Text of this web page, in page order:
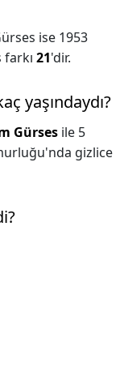
ise 1953
farkı 21'dir.
yaşındaydı?
Gürses ile 5
gizlice